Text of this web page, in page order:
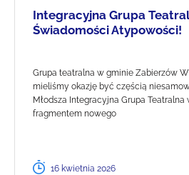
Integracyjna Grupa
Świadomości Atypowości!
Grupa teatralna w gminie Zabierzów
mieliśmy okazję być częścią
Młodsza Integracyjna Grupa Teatralna
fragmentem nowego
16 kwietnia 2026